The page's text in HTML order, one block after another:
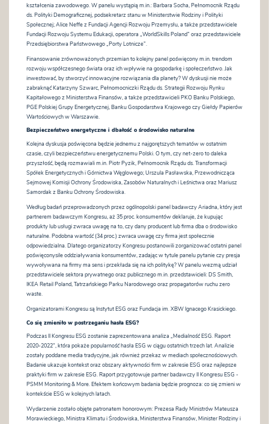
kształcenia zawodowego. W panelu wystąpią m.in.: Barbara Socha, Pełnomocnik Rządu
ds. Polityki Demograficznej, podsekretarz stanu w Ministerstwie Rodziny i Polityki
Społecznej; Alice Neffe z Fundacji Agencji Rozwoju Przemysłu, a także przedstawiciele
Fundacji Rozwoju Systemu Edukacji, operatora „WorldSkills Poland” oraz przedstawiciele
Przedsiębiorstwa Państwowego „Porty Lotnicze”.
Finansowanie zrównoważonych przemian to kolejny panel poświęcony m.in. trendom
rozwoju współczesnego świata oraz ich wpływie na gospodarkę i społeczeństwo. Jak
inwestować, by stworzyć innowacyjne rozwiązania dla planety? W dyskusji nie może
zabraknąć Katarzyny Szwarc, Pełnomocniczki Rządu ds. Strategii Rozwoju Rynku
Kapitałowego z Ministerstwa Finansów, a także przedstawicieli PKO Banku Polskiego,
PGE Polskiej Grupy Energetycznej, Banku Gospodarstwa Krajowego czy Giełdy Papierów
Wartościowych w Warszawie.
Bezpieczeństwo energetyczne i dbałość o środowisko naturalne
Kolejna dyskusja poświęcona będzie jednemu z najgorętszych tematów w ostatnim
czasie, czyli bezpieczeństwu energetycznemu Polski. O tym, czy net-zero to daleka
przyszłość, będą rozmawiali m.in. Piotr Pyzik, Pełnomocnik Rządu ds. Transformacji
Spółek Energetycznych i Górnictwa Węglowego; Urszula Pasławska, Przewodnicząca
Sejmowej Komisji Ochrony Środowiska, Zasobów Naturalnych i Leśnictwa oraz Mariusz
Samordak z Banku Ochrony Środowiska.
Według badań przeprowadzonych przez ogólnopolski panel badawczy Ariadna, który jest
partnerem badawczym Kongresu, aż 35 proc. konsumentów deklaruje, że kupując
produkty lub usługi zwraca uwagę na to, czy dany producent lub firma dba o środowisko
naturalne. Podobna wartość (34 proc.) zwraca uwagę czy firma jest społecznie
odpowiedzialna. Dlatego organizatorzy Kongresu postanowili zorganizować ostatni panel
poświęconysile oddziaływania konsumentów, zadając w tytule panelu pytanie czy presja
wywoływana na firmy ma sens i przekłada się na ich politykę? W panelu wezmą udział
przedstawiciele sektora prywatnego oraz publicznego m.in. przedstawicieli: DS Smith,
IKEA Retail Poland, Tatrzańskiego Parku Narodowego oraz propagatorów ruchu zero
waste.
Organizatorami Kongresu są Instytut ESG oraz Fundacja im. XBW Ignacego Krasickiego.
Co się zmieniło w postrzeganiu hasła ESG?
Podczas II Kongresu ESG zostanie zaprezentowana analiza „Medialność ESG. Raport
2020-2022”, która pokaże popularność hasła ESG w ciągu ostatnich trzech lat. Analizie
zostały poddane media tradycyjne, jak również przekaz w mediach społecznościowych.
Badanie ukazuje kontekst oraz obszary aktywności firm w zakresie ESG oraz najlepsze
praktyki firm w zakresie ESG. Raport przygotowuje partner badawczy II Kongresu ESG -
PSMM Monitoring & More. Efektem końcowym badania będzie prognoza: co się zmieni w
kontekście ESG w kolejnych latach.
Wydarzenie zostało objęte patronatem honorowym: Prezesa Rady Ministrów Mateusza
Morawieckiego, Ministra Klimatu i Środowiska, Ministerstwa Finansów, Minister Rodziny i